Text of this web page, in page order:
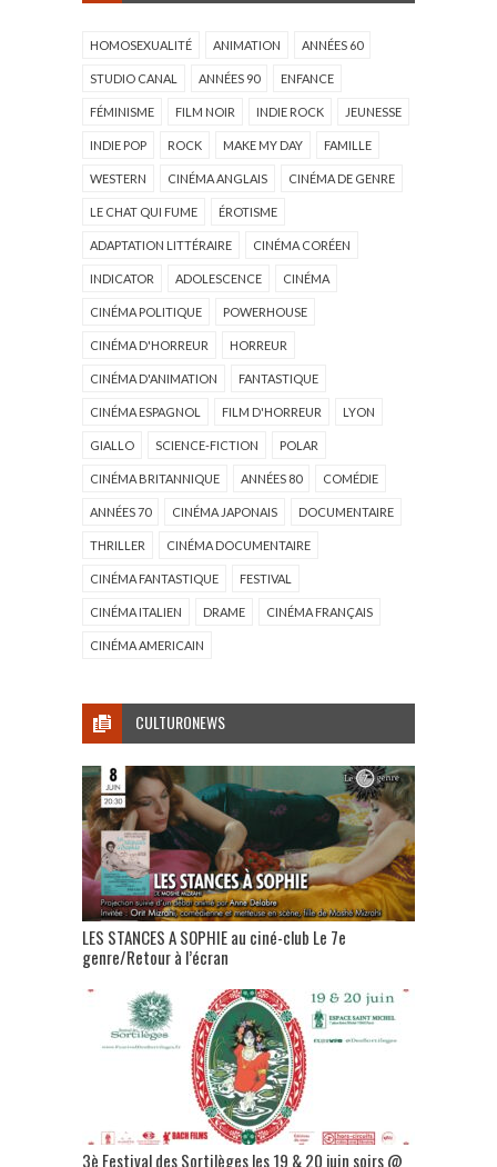
HOMOSEXUALITÉ ANIMATION ANNÉES 60
STUDIO CANAL ANNÉES 90 ENFANCE
FÉMINISME FILM NOIR INDIE ROCK JEUNESSE
INDIE POP ROCK MAKE MY DAY FAMILLE
WESTERN CINÉMA ANGLAIS CINÉMA DE GENRE
LE CHAT QUI FUME ÉROTISME
ADAPTATION LITTÉRAIRE CINÉMA CORÉEN
INDICATOR ADOLESCENCE CINÉMA
CINÉMA POLITIQUE POWERHOUSE
CINÉMA D'HORREUR HORREUR
CINÉMA D'ANIMATION FANTASTIQUE
CINÉMA ESPAGNOL FILM D'HORREUR LYON
GIALLO SCIENCE-FICTION POLAR
CINÉMA BRITANNIQUE ANNÉES 80 COMÉDIE
ANNÉES 70 CINÉMA JAPONAIS DOCUMENTAIRE
THRILLER CINÉMA DOCUMENTAIRE
CINÉMA FANTASTIQUE FESTIVAL
CINÉMA ITALIEN DRAME CINÉMA FRANÇAIS
CINÉMA AMERICAIN
CULTURONEWS
LES STANCES A SOPHIE au ciné-club Le 7e
genre/Retour à l’écran
3è Festival des Sortilèges les 19 & 20 juin soirs @